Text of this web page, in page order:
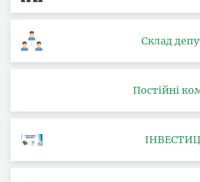
Склад
Постійні